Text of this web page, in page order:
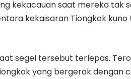
kekacauan saat mereka tak
kekaisaran Tiongkok kuno
segel tersebut terlepas.
yang bergerak dengan